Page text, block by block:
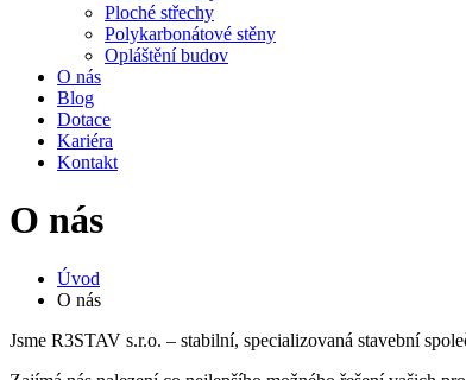
Ploché střechy
Polykarbonátové stěny
Opláštění budov
O nás
Blog
Dotace
Kariéra
Kontakt
O nás
Úvod
O nás
Jsme R3STAV s.r.o. – stabilní, specializovaná stavební